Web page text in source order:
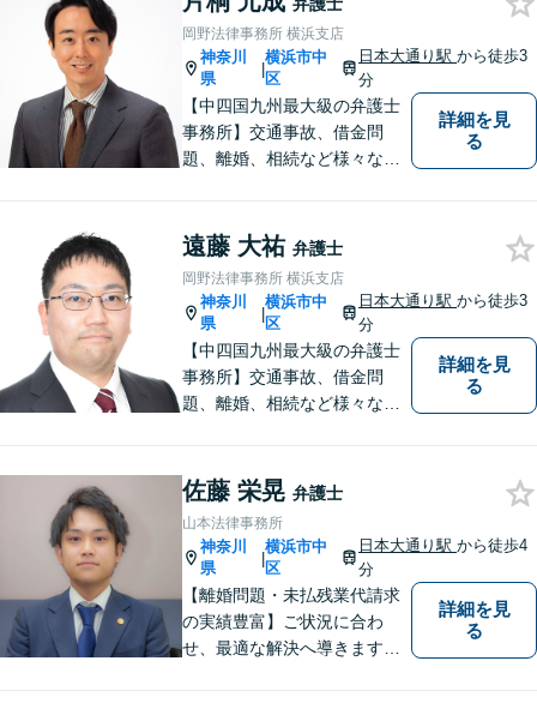
る問題に特化して、皆様のお
困りごとの解決に尽力してい
ます。
岡野法律事務所 横浜支店
神奈川
県
|
横浜市中
区
日本大通り駅から徒歩3
分
【中四国九州最大級の弁護士
事務所】交通事故、借金問
題、離婚、相続など様々な問
まずはお気軽にご相談くださ
い！
詳細を見
る
遠藤 大祐 弁護士
岡野法律事務所 横浜支店
神奈川
県
|
横浜市中
区
日本大通り駅から徒歩3
分
【中四国九州最大級の弁護士
事務所】交通事故、借金問
題、離婚、相続など様々な問
まずはお気軽にご相談くださ
い！
詳細を見
る
佐藤 栄晃 弁護士
山本法律事務所
神奈川
県
|
横浜市中
区
日本大通り駅から徒歩4
分
【離婚問題・未払残業代請求
の実績豊富】ご状況に合わ
せ、最適な解決へ導きます！
詳細を見
る